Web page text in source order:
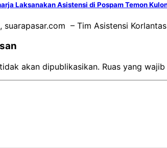
Laksanakan Asistensi di Pospam Temon
suarapasar.com – Tim Asistensi
akan dipublikasikan. Ruas yang